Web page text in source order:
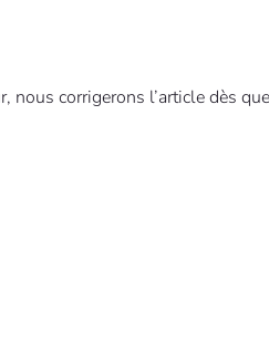
corrigerons l’article dès